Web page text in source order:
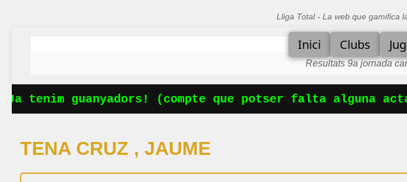
Lliga Total - La web que gamifica
Inici Clubs
Resultats 9a jornada
tenim guanyadors! (compte que potser falta alguna
TENA CRUZ , JAUME